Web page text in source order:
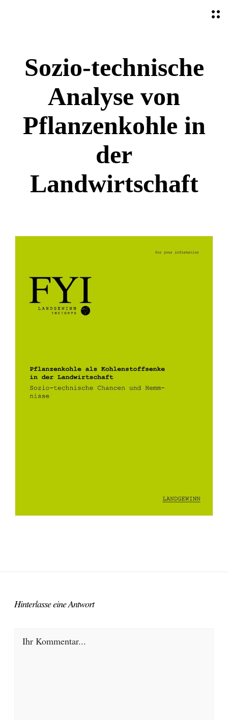
O
Sozio-technische
Analyse von
Pflanzenkohle in
der
Landwirtschaft
Hinterlasse eine Antwort
Ihr Kommentar...